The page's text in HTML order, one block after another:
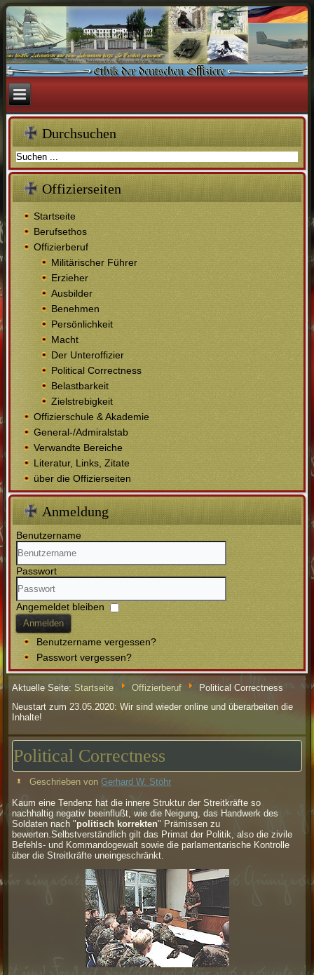
Durchsuchen
Offizierseiten
Startseite
Berufsethos
Offizierberuf
Militärischer Führer
Erzieher
Ausbilder
Benehmen
Persönlichkeit
Macht
Der Unteroffizier
Political Correctness
Belastbarkeit
Zielstrebigkeit
Offizierschule & Akademie
General-/Admiralstab
Verwandte Bereiche
Literatur, Links, Zitate
über die Offizierseiten
Anmeldung
Benutzername
Passwort
Angemeldet bleiben
Anmelden
Benutzername vergessen?
Passwort vergessen?
Aktuelle Seite:Startseite Offizierberuf
Political Correctness
Neustart zum 23.05.2020: Wir sind wieder online und überarbeiten die
Inhalte!
Political Correctness
Geschrieben vonGerhard W. Stöhr
Kaum eine Tendenz hat die innere Struktur der Streitkräfte so
nachhaltig negativ beeinflußt, wie die Neigung, das Handwerk des
Soldaten nach "politisch korrekten" Prämissen zu
bewerten.Selbstverständlich gilt das Primat der Politik, also die zivile
Befehls- und Kommandogewalt sowie die parlamentarische Kontrolle
über die Streitkräfte uneingeschränkt.